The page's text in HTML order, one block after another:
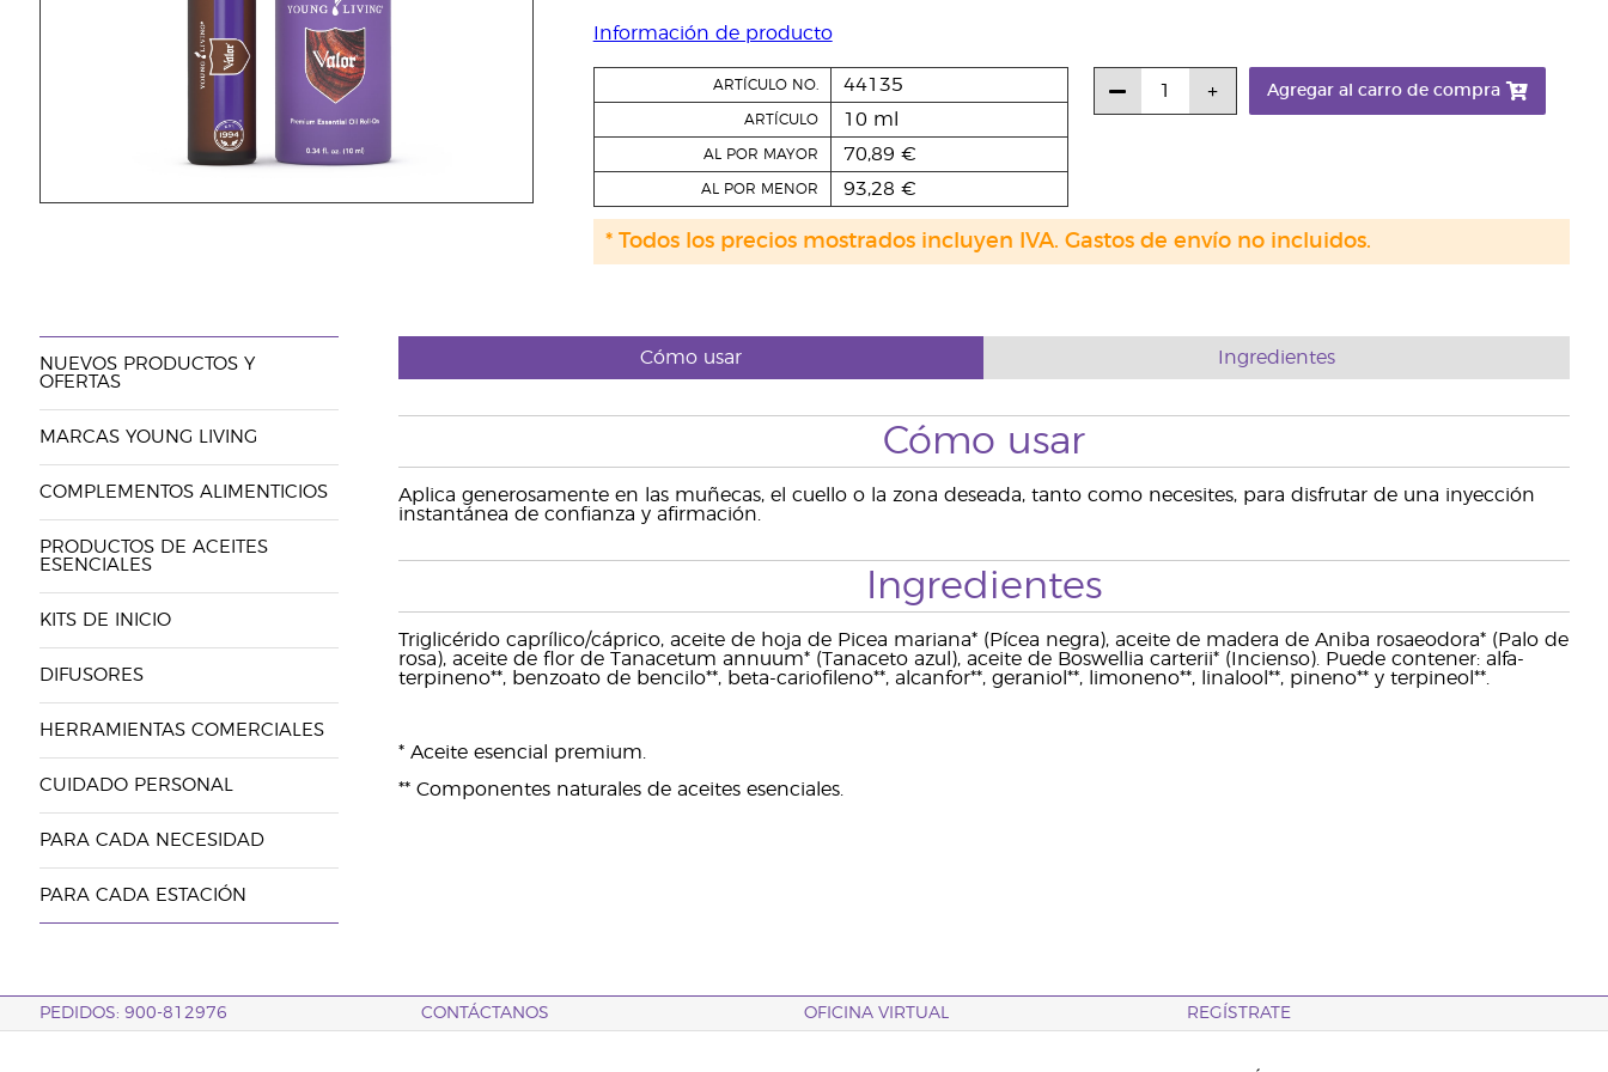
Información de producto
ARTÍCULO NO. 44135
ARTÍCULO 10 ml
AL POR MAYOR 70,89 €
AL POR MENOR 93,28 €
Agregar al carro de compra
* Todos los precios mostrados incluyen IVA. Gastos de envío no incluidos.
NUEVOS PRODUCTOS Y
OFERTAS
MARCAS YOUNG LIVING
COMPLEMENTOS ALIMENTICIOS
PRODUCTOS DE ACEITES
ESENCIALES
KITS DE INICIO
DIFUSORES
HERRAMIENTAS COMERCIALES
CUIDADO PERSONAL
PARA CADA NECESIDAD
PARA CADA ESTACIÓN
Cómo usar Ingredientes
Cómo usar
Aplica generosamente en las muñecas, el cuello o la zona deseada, tanto como necesites, para disfrutar de una inyección
instantánea de confianza y afirmación.
Ingredientes
Triglicérido caprílico/cáprico, aceite de hoja de Picea mariana* (Pícea negra), aceite de madera de Aniba rosaeodora* (Palo de
rosa), aceite de flor de Tanacetum annuum* (Tanaceto azul), aceite de Boswellia carterii* (Incienso). Puede contener: alfa-
terpineno**, benzoato de bencilo**, beta-cariofileno**, alcanfor**, geraniol**, limoneno**, linalool**, pineno** y terpineol**.
* Aceite esencial premium.
** Componentes naturales de aceites esenciales.
PEDIDOS: 900-812976 CONTÁCTANOS OFICINA VIRTUAL REGÍSTRATE